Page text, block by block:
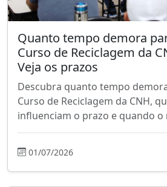
Quanto tempo demora
Curso de Reciclagem da
Veja os prazos
Descubra quanto tempo
Curso de Reciclagem da CNH,
influenciam o prazo e quando
01/07/2026